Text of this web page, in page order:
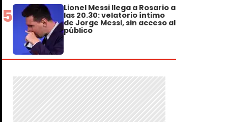
5 Lionel Messi llega a Rosario a
las 20.30: velatorio íntimo
de Jorge Messi, sin acceso al
público